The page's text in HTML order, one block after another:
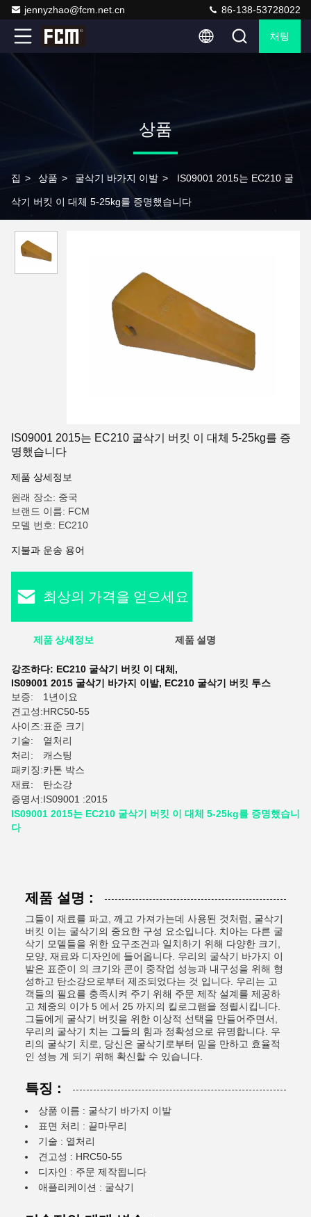
jennyzhao@fcm.net.cn 86-138-53728022
채팅
상품
집 > 상품 > 굴삭기 바가지 이발 > IS09001 2015는 EC210 굴
삭기 버킷 이 대체 5-25kg를 증명했습니다
IS09001 2015는 EC210 굴삭기 버킷 이 대체 5-25kg를 증
명했습니다
제품 상세정보
원래 장소: 중국
브랜드 이름: FCM
모델 번호: EC210
지불과 운송 용어
최상의 가격을 얻으세요
제품 상세정보 제품 설명
강조하다: EC210 굴삭기 버킷 이 대체 ,
IS09001 2015 굴삭기 바가지 이발, EC210 굴삭기 버킷 투스
보증:
1년이요
견고성:HRC50-55
사이즈:표준 크기
기술:
열처리
처리:
캐스팅
패키징:카톤 박스
재료:
탄소강
증명서:IS09001 :2015
IS09001 2015는 EC210 굴삭기 버킷 이 대체 5-25kg를 증명했습니
다
제품 설명 :
그들이 재료를 파고, 깨고 가져가는데 사용된 것처럼, 굴삭기
버킷 이는 굴삭기의 중요한 구성 요소입니다. 치아는 다른 굴
삭기 모델들을 위한 요구조건과 일치하기 위해 다양한 크기,
모양, 재료와 디자인에 들어옵니다. 우리의 굴삭기 바가지 이
발은 표준이 의 크기와 콘이 중작업 성능과 내구성을 위해 형
성하고 탄소강으로부터 제조되었다는 것 입니다. 우리는 고
객들의 필요를 충족시켜 주기 위해 주문 제작 설계를 제공하
고 체중의 이가 5 에서 25 까지의 킬로그램을 정렬시킵니다.
그들에게 굴삭기 버킷을 위한 이상적 선택을 만들어주면서,
우리의 굴삭기 치는 그들의 힘과 정확성으로 유명합니다. 우
리의 굴삭기 치로, 당신은 굴삭기로부터 믿을 만하고 효율적
인 성능 게 되기 위해 확신할 수 있습니다.
특징 :
상품 이름 : 굴삭기 바가지 이발
표면 처리 : 끝마무리
기술 : 열처리
견고성 : HRC50-55
디자인 : 주문 제작됩니다
애플리케이션 : 굴삭기